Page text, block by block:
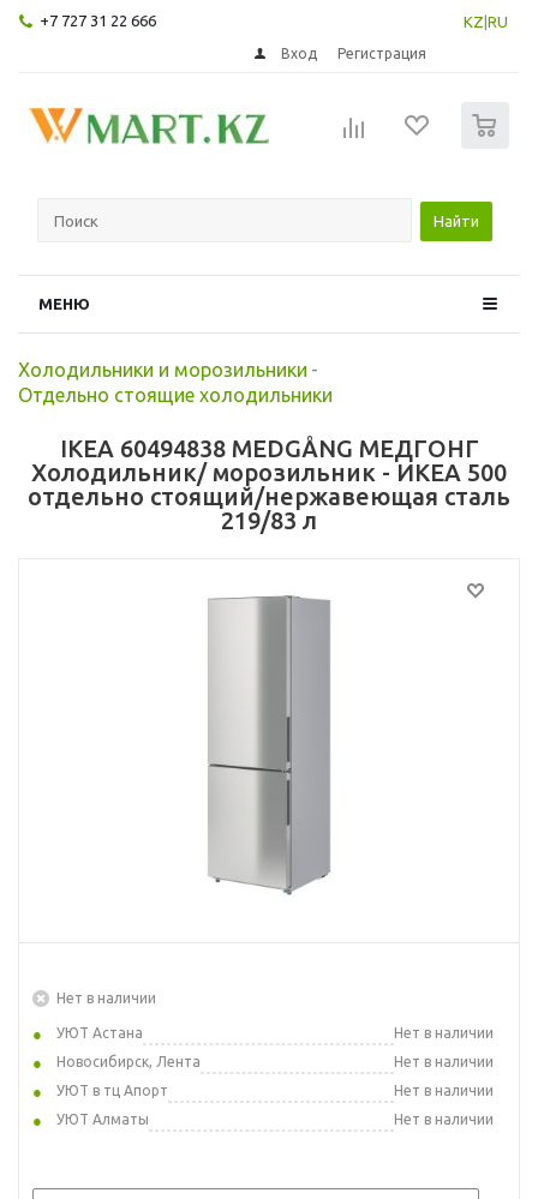
+7 727 31 22 666 KZ RU
Вход Регистрация
Найти
МЕНЮ
Холодильники и морозильники -
Отдельно стоящие холодильники
IKEA 60494838 MEDGÅNG МЕДГОНГ
Холодильник/ морозильник - ИКЕА 500
отдельно стоящий/нержавеющая сталь
219/83 л
Нет в наличии
УЮТ Астана
Нет в наличии
Новосибирск, Лента
Нет в наличии
УЮТ в тц Апорт
Нет в наличии
УЮТ Алматы
Нет в наличии